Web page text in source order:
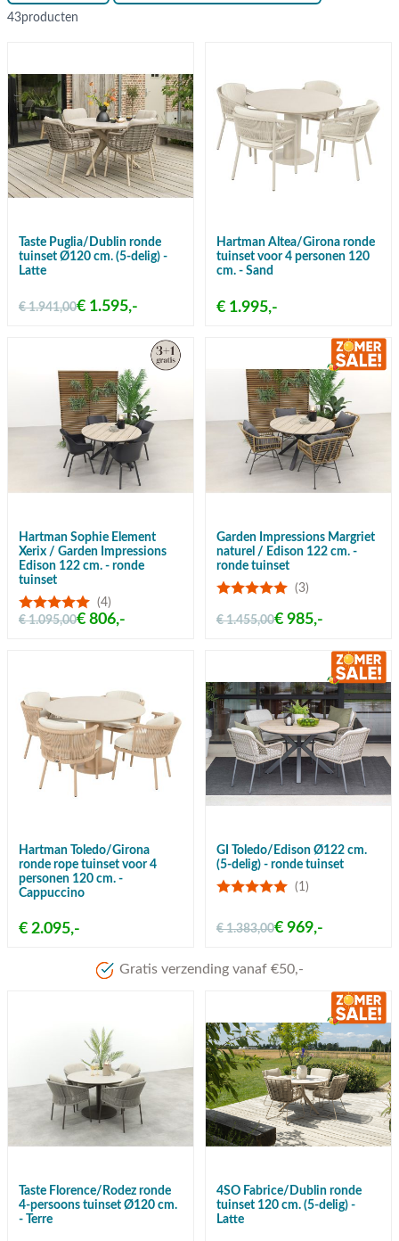
43producten
Taste Puglia/Dublin ronde
tuinset Ø120 cm. (5-delig) -
Latte
€ 1.941,00€ 1.595,-
Hartman Altea/Girona ronde
tuinset voor 4 personen 120
cm. - Sand
€ 1.995,-
Hartman Sophie Element
Xerix / Garden Impressions
Edison 122 cm. - ronde
tuinset
(4)
€ 1.095,00€ 806,-
Garden Impressions Margriet
naturel / Edison 122 cm. -
ronde tuinset
(3)
€ 1.455,00€ 985,-
Hartman Toledo/Girona
ronde rope tuinset voor 4
personen 120 cm. -
Cappuccino
€ 2.095,-
GI Toledo/Edison Ø122 cm.
(5-delig) - ronde tuinset
(1)
€ 1.383,00€ 969,-
Meer dan 80 jaar ervaring
Taste Florence/Rodez ronde
4-persoons tuinset Ø120 cm.
- Terre
4SO Fabrice/Dublin ronde
tuinset 120 cm. (5-delig) -
Latte